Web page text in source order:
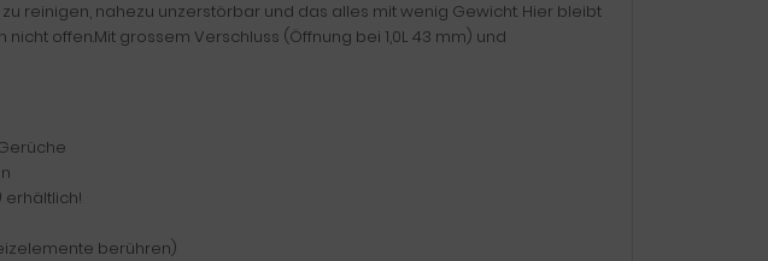
reinigen, nahezu unzerstörbar und das alles mit wenig Gewicht. Hier bleibt
offen.Mit grossem Verschluss (Öffnung bei 1,0L 43 mm) und
erhältlich!
berühren)